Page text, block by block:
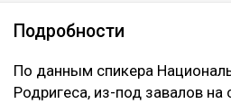
Подробности
По данным спикера
Родригеса, из-под завалов